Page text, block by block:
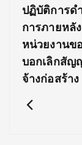
ปฏิบัติการด
การภายหลัง
หน่วยงานข
บอกเลิกสัญ
จ้างก่อสร้าง